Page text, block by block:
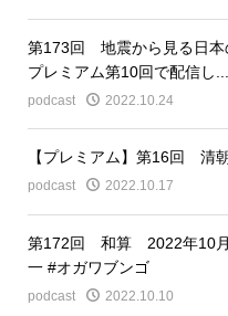
第173回 地震から見る日本
プレミアム第10回で配信し...
podcast 2022.10.24
【プレミアム】第16回 清
podcast 2022.10.17
第172回 和算 2022年10
一 #オガワブンゴ
podcast 2022.10.10